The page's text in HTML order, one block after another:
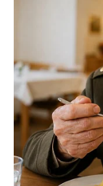
koliko si mu
Slobodni Lavovi
kakvi jesu. Ovo je
Dani pred tobom
Devica
Za Device, ljubav
shvataš koliko je